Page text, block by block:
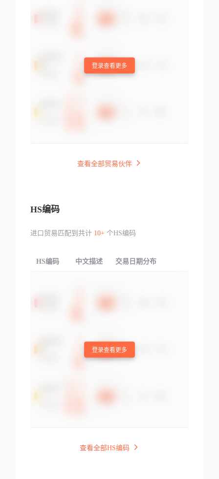
登录查看更多
查看全部贸易伙伴
HS编码
进口贸易匹配到共计 10+个HS编码
HS编码 中文描述 交易日期分布
登录查看更多
查看全部HS编码